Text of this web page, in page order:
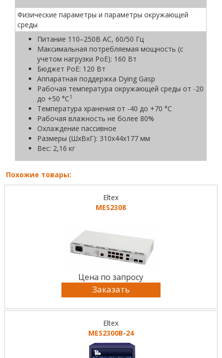
Физические параметры и параметры окружающей
среды
Питание 110–250В AC, 60/50 Гц
Максимальная потребляемая мощность (с
учетом нагрузки PoE): 160 Вт
Бюджет PoE: 120 Вт
Аппаратная поддержка Dying Gasp
Рабочая температура окружающей среды от -20
до +50 °С1
Температура хранения от -40 до +70 °С
Рабочая влажность не более 80%
Охлаждение пассивное
Размеры (ШxВxГ): 310x44x177 мм
Вес: 2,16 кг
Похожие товары:
Eltex
MES2308
Цена по запросу
Заказать
Eltex
MES2300B-24